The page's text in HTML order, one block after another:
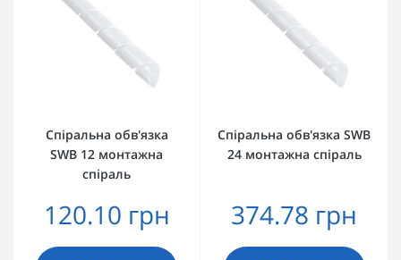
Спіральна обв'язка
SWB 12 монтажна
спіраль
120.10 грн
Спіральна обв'язка SWB
24 монтажна спіраль
374.78 грн